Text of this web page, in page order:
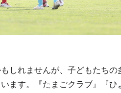
しれませんが、子どもたちの
ます。『たまごクラブ』『ひ